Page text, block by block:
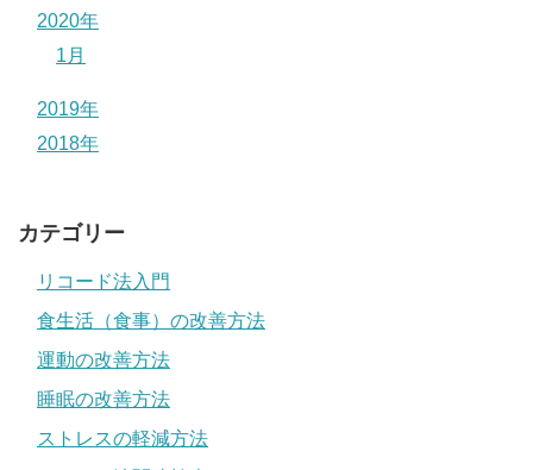
2020年
1月
2019年
2018年
カテゴリー
リコード法入門
食生活（食事）の改善方法
運動の改善方法
睡眠の改善方法
ストレスの軽減方法